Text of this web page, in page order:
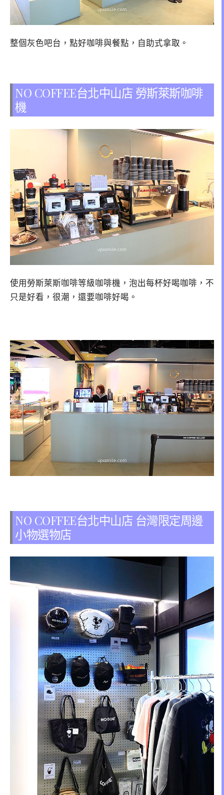
整個灰色吧台，點好咖啡與餐點，自助式拿取。
NO COFFEE台北中山店 勞斯萊斯咖啡
機
使用勞斯萊斯咖啡等級咖啡機，泡出每杯好喝咖啡，不
只是好看，很潮，還要咖啡好喝。
NO COFFEE台北中山店 台灣限定周邊
小物選物店